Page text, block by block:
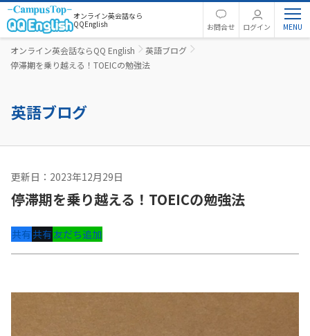
オンライン英会話なら
QQEnglish
お問合せ ログイン
オンライン英会話ならQQ English
英語ブログ
停滞期を乗り越える！TOEICの勉強法
英語ブログ
更新日：2023年12月29日
停滞期を乗り越える！TOEICの勉強法
共有共有友だち追加